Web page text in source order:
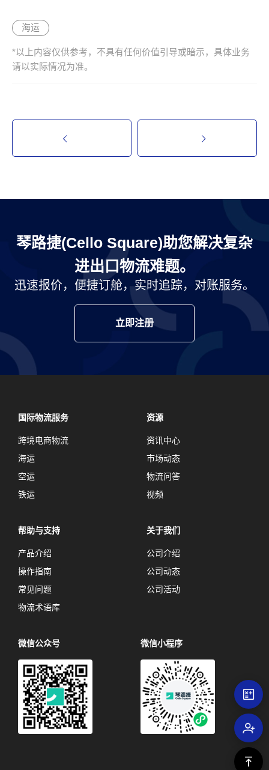
海运
*以上内容仅供参考，不具有任何价值引导或暗示，具体业务
请以实际情况为准。
琴路捷(Cello Square)助您解决复杂
进出口物流难题。
迅速报价，便捷订舱，实时追踪，对账服务。
立即注册
国际物流服务
跨境电商物流
海运
空运
铁运
资源
资讯中心
市场动态
物流问答
视频
帮助与支持
产品介绍
操作指南
常见问题
物流术语库
关于我们
公司介绍
公司动态
公司活动
微信公众号 微信小程序